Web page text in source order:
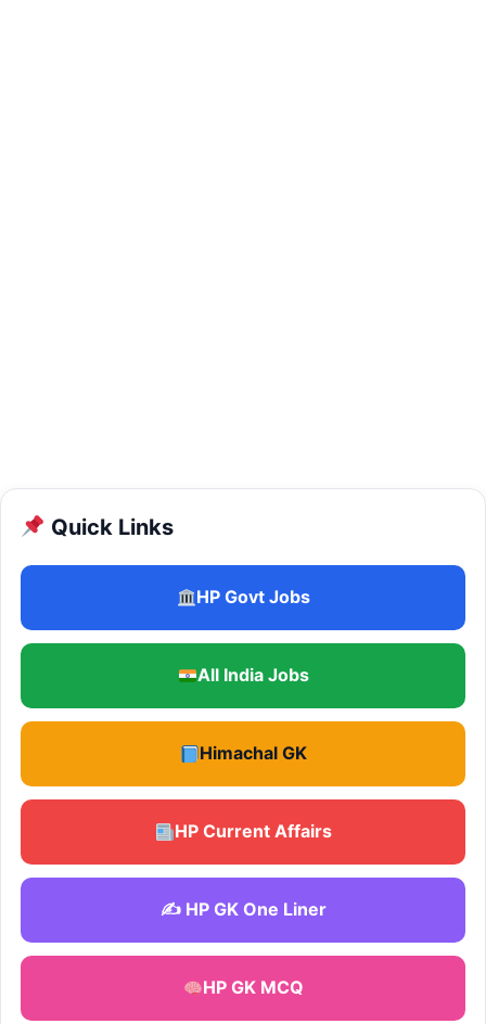
Quick Links
HP Govt Jobs
All India Jobs
Himachal GK
HP Current Affairs
✍️ HP GK One Liner
HP GK MCQ